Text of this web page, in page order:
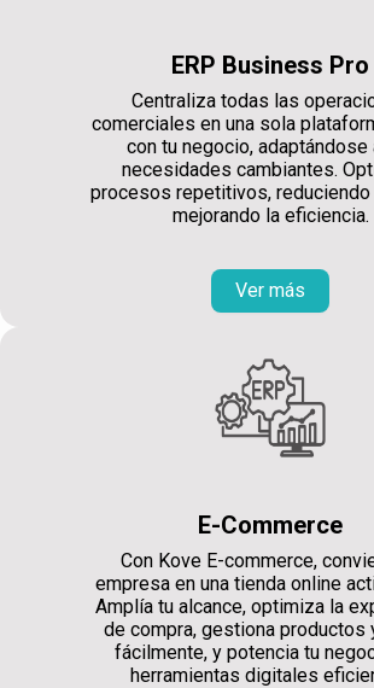
ERP Business Pro
Centraliza todas las
comerciales en una sola
con tu negocio, adaptándose
necesidades cambiantes.
procesos repetitivos,
mejorando la eficiencia.
Ver más
E-Commerce
Con Kove E-commerce,
empresa en una tienda online
Amplía tu alcance, optimiza la
de compra, gestiona productos
fácilmente, y potencia tu
herramientas digitales